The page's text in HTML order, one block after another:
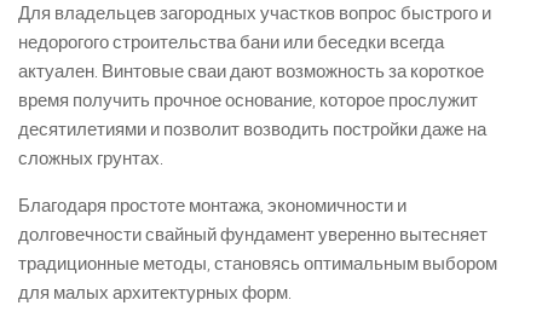
Для владельцев загородных участков вопрос быстрого и
недорогого строительства бани или беседки всегда
актуален. Винтовые сваи дают возможность за короткое
время получить прочное основание, которое прослужит
десятилетиями и позволит возводить постройки даже на
сложных грунтах.
Благодаря простоте монтажа, экономичности и
долговечности свайный фундамент уверенно вытесняет
традиционные методы, становясь оптимальным выбором
для малых архитектурных форм.